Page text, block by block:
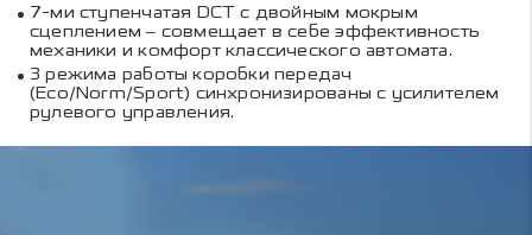
7-ми ступенчатая DCT с двойным мокрым
сцеплением – совмещает в себе эффективность
механики и комфорт классического автомата.
3 режима работы коробки передач
(Eco/Norm/Sport) синхронизированы с усилителем
рулевого управления.